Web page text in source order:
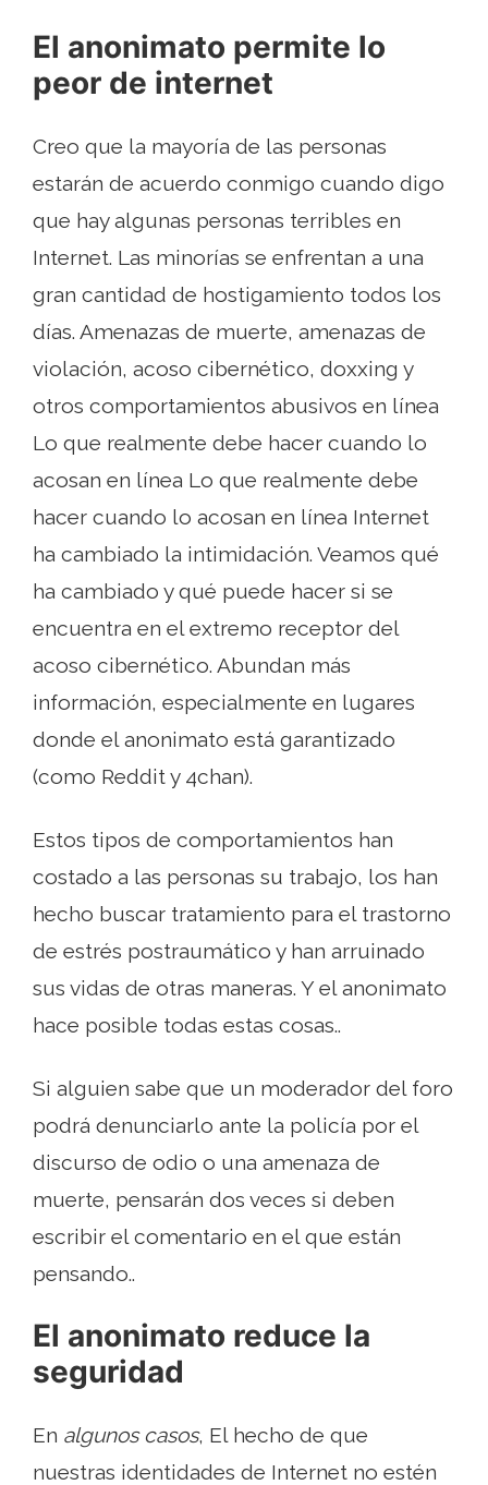
El anonimato permite lo
peor de internet
Creo que la mayoría de las personas
estarán de acuerdo conmigo cuando digo
que hay algunas personas terribles en
Internet. Las minorías se enfrentan a una
gran cantidad de hostigamiento todos los
días. Amenazas de muerte, amenazas de
violación, acoso cibernético, doxxing y
otros comportamientos abusivos en línea
Lo que realmente debe hacer cuando lo
acosan en línea Lo que realmente debe
hacer cuando lo acosan en línea Internet
ha cambiado la intimidación. Veamos qué
ha cambiado y qué puede hacer si se
encuentra en el extremo receptor del
acoso cibernético. Abundan más
información, especialmente en lugares
donde el anonimato está garantizado
(como Reddit y 4chan).
Estos tipos de comportamientos han
costado a las personas su trabajo, los han
hecho buscar tratamiento para el trastorno
de estrés postraumático y han arruinado
sus vidas de otras maneras. Y el anonimato
hace posible todas estas cosas..
Si alguien sabe que un moderador del foro
podrá denunciarlo ante la policía por el
discurso de odio o una amenaza de
muerte, pensarán dos veces si deben
escribir el comentario en el que están
pensando..
El anonimato reduce la
seguridad
En algunos casos, El hecho de que
nuestras identidades de Internet no estén